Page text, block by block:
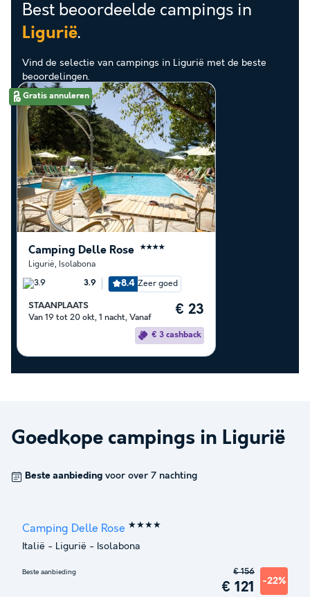
Best beoordeelde campings in
Ligurië.
Vind de selectie van campings in Ligurië met de beste
beoordelingen.
Gratis annuleren
Camping Delle Rose ★★★★
Ligurië, Isolabona
3.9 8.4 Zeer goed
STAANPLAATS
Van 19 tot 20 okt, 1 nacht, Vanaf
€ 23
€ 3 cashback
Goedkope campings in Ligurië
Beste aanbieding voor over 7 nachting
Camping Delle Rose ★★★★
Italië - Ligurië - Isolabona
Beste aanbieding
€ 121 -22%
€ 156